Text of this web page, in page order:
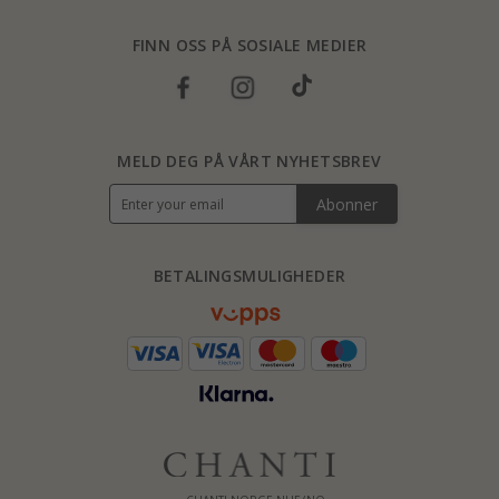
FINN OSS PÅ SOSIALE MEDIER
BETALINGSMULIGHEDER
MELD DEG PÅ VÅRT NYHETSBREV
Abonner